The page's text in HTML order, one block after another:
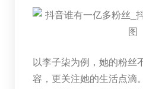
以李子柒为例，她的粉丝
容，更关注她的生活点滴